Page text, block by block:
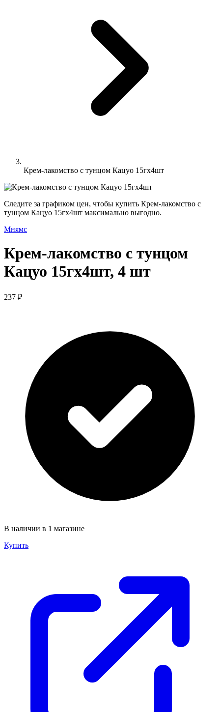
Крем-лакомство с тунцом Кацуо 15гх4шт
Следите за графиком цен, чтобы купить Крем-лакомство с
тунцом Кацуо 15гх4шт максимально выгодно.
Мнямс
Крем-лакомство с тунцом
Кацуо 15гх4шт, 4 шт
237 ₽
В наличии в 1 магазине
Купить